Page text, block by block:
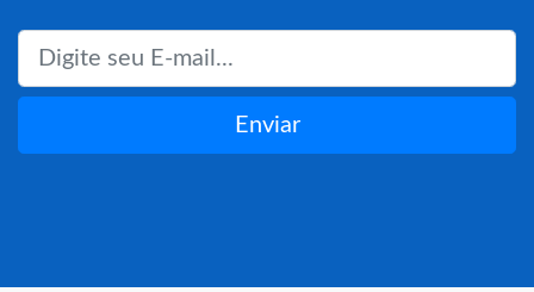
Enviar